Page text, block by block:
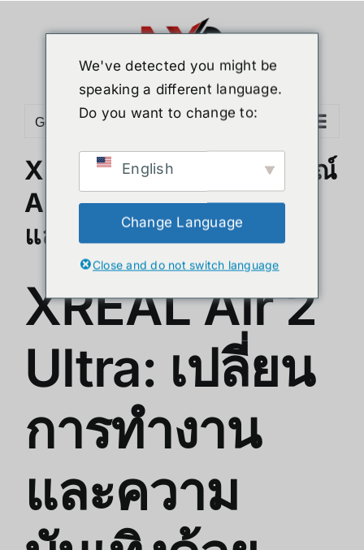
Go to...
XREAL Air 2 Ultra: อุปกรณ์
AR ที่จะเปลี่ยนการทำงาน
และความบันเทิงของคุณ
XREAL Air 2
Ultra: เปลี่ยน
การทำงาน
และความ
We've detected you might be
speaking a different language.
Do you want to change to:
English
Change Language
Close and do not switch language